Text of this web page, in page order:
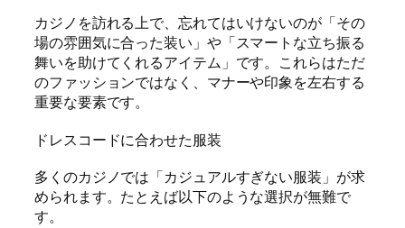
カジノを訪れる上で、忘れてはいけないのが「その
場の雰囲気に合った装い」や「スマートな立ち振る
舞いを助けてくれるアイテム」です。これらはただ
のファッションではなく、マナーや印象を左右する
重要な要素です。
ドレスコードに合わせた服装
多くのカジノでは「カジュアルすぎない服装」が求
められます。たとえば以下のような選択が無難で
す。